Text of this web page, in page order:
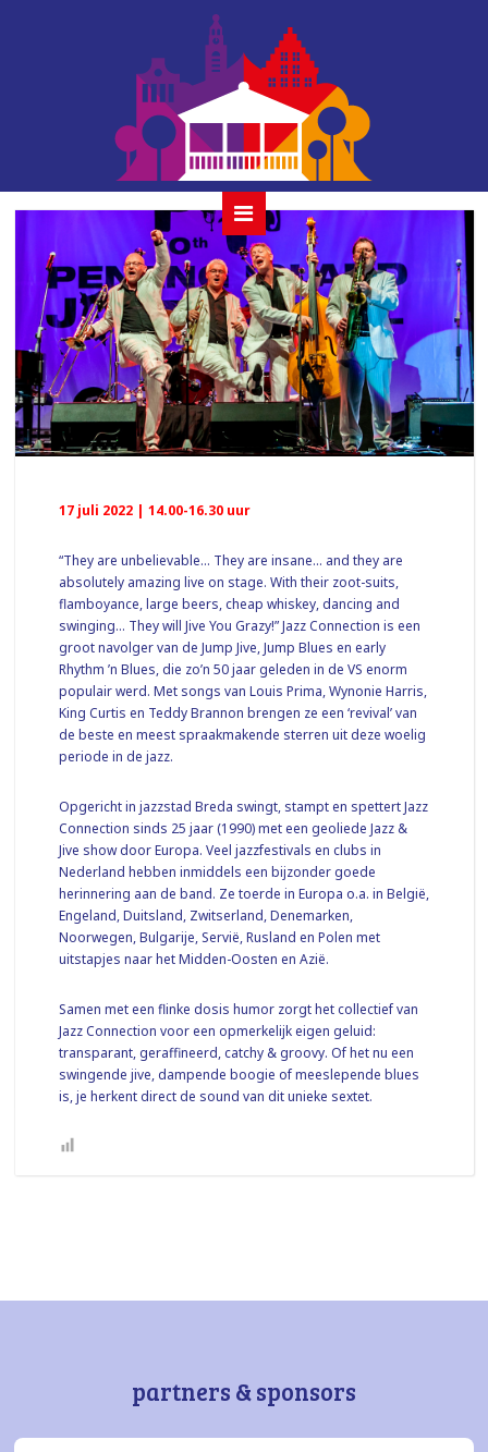
jazz connection
17 juli 2022 | 14.00-16.30 uur
“They are unbelievable… They are insane… and they are
absolutely amazing live on stage. With their zoot-suits,
flamboyance, large beers, cheap whiskey, dancing and
swinging… They will Jive You Grazy!” Jazz Connection is een
groot navolger van de Jump Jive, Jump Blues en early
Rhythm ’n Blues, die zo’n 50 jaar geleden in de VS enorm
populair werd. Met songs van Louis Prima, Wynonie Harris,
King Curtis en Teddy Brannon brengen ze een ‘revival’ van
de beste en meest spraakmakende sterren uit deze woelig
periode in de jazz.
Opgericht in jazzstad Breda swingt, stampt en spettert Jazz
Connection sinds 25 jaar (1990) met een geoliede Jazz &
Jive show door Europa. Veel jazzfestivals en clubs in
Nederland hebben inmiddels een bijzonder goede
herinnering aan de band. Ze toerde in Europa o.a. in België,
Engeland, Duitsland, Zwitserland, Denemarken,
Noorwegen, Bulgarije, Servië, Rusland en Polen met
uitstapjes naar het Midden-Oosten en Azië.
Samen met een flinke dosis humor zorgt het collectief van
Jazz Connection voor een opmerkelijk eigen geluid:
transparant, geraffineerd, catchy & groovy. Of het nu een
swingende jive, dampende boogie of meeslepende blues
is, je herkent direct de sound van dit unieke sextet.
partners & sponsors